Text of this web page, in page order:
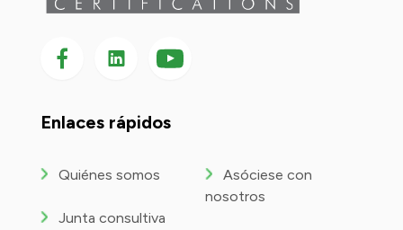
Síganos en Facebook
Síganos en LinkedIn
Síganos
en
Enlaces rápidos
Quiénes somos
Junta consultiva
Asóciese con
nosotros